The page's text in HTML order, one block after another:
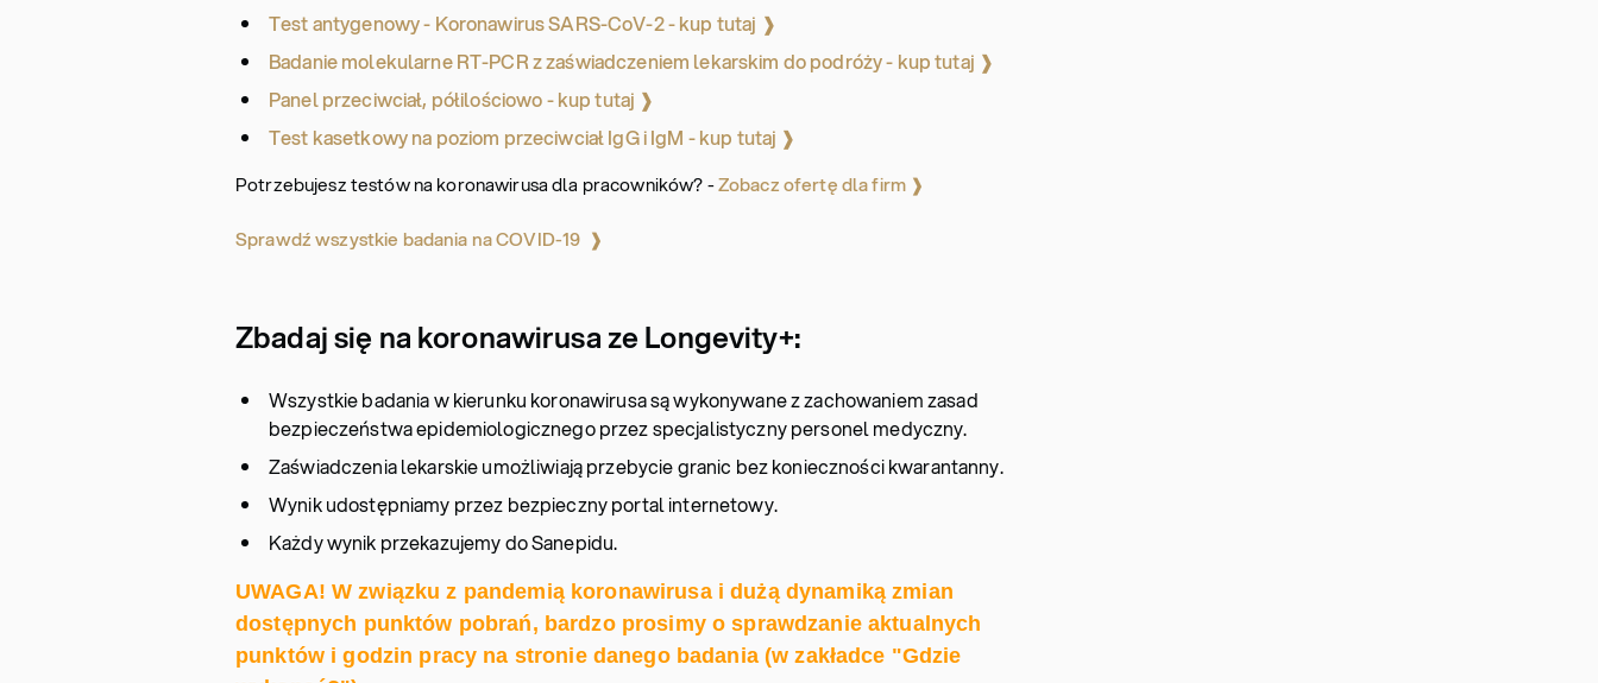
Test antygenowy - Koronawirus SARS-CoV-2 - kup tutaj ❱
Badanie molekularne RT-PCR z zaświadczeniem lekarskim do podróży - kup tutaj ❱
Panel przeciwciał, półilościowo - kup tutaj ❱
Test kasetkowy na poziom przeciwciał IgG i IgM - kup tutaj ❱
Potrzebujesz testów na koronawirusa dla pracowników? -Zobacz ofertę dla firm ❱
Sprawdź wszystkie badania na COVID-19 ❱
Zbadaj się na koronawirusa ze Longevity+:
Wszystkie badania w kierunku koronawirusa są wykonywane z zachowaniem zasad
bezpieczeństwa epidemiologicznego przez specjalistyczny personel medyczny.
Zaświadczenia lekarskie umożliwiają przebycie granic bez konieczności kwarantanny.
Wynik udostępniamy przez bezpieczny portal internetowy.
Każdy wynik przekazujemy do Sanepidu.
UWAGA! W związku z pandemią koronawirusa i dużą dynamiką zmian
dostępnych punktów pobrań, bardzo prosimy o sprawdzanie aktualnych
punktów i godzin pracy na stronie danego badania (w zakładce "Gdzie